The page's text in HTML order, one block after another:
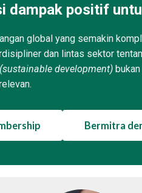
dampak positif
global yang semakin
dan lintas sektor
(sustainable development)
Bermitra